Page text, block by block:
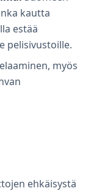
kautta
estää
pelisivustoille.
myös
ehkäisystä